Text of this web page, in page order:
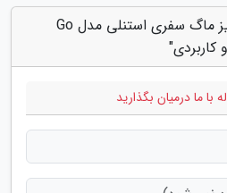
دیدگاه های مرتبط با "آنالیز ماگ سفری استنلی مدل Go
با ما درمیان بگذارید